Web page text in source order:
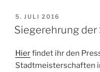
VERÖFFENTLICHT
AM
5. JULI 2016
Siegerehrung
Hierfindet ihr den
Stadtmeisterschaften